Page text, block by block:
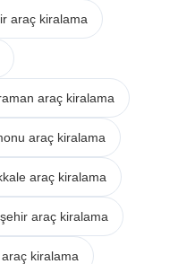
araç kiralama
araç kiralama
araç kiralama
araç kiralama
araç kiralama
kiralama